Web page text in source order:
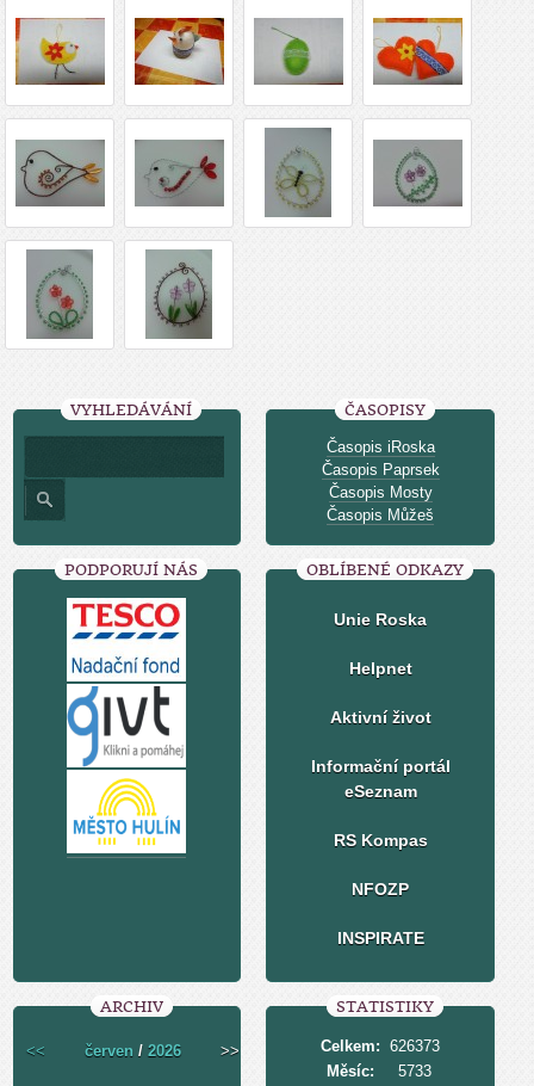
VYHLEDÁVÁNÍ ČASOPISY
Časopis iRoska
Časopis Paprsek
Časopis Mosty
Časopis Můžeš
PODPORUJÍ NÁS OBLÍBENÉ ODKAZY
Unie Roska
Helpnet
Aktivní život
Informační portál
eSeznam
RS Kompas
NFOZP
INSPIRATE
ARCHIV
<< červen / 2026 >>
STATISTIKY
Celkem:
626373
Měsíc:
5733